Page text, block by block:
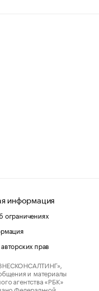
информация
ограничениях
прав
и материалы
агентства «РБК»
Федеральной